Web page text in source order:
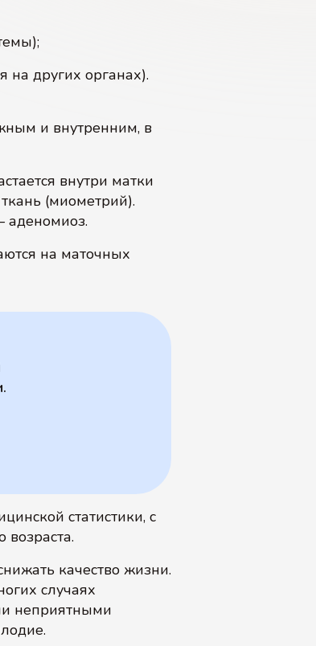
на других органах).
и внутренним, в
внутри матки
(миометрий).
аденомиоз.
на маточных
статистики, с
качество жизни.
случаях
неприятными